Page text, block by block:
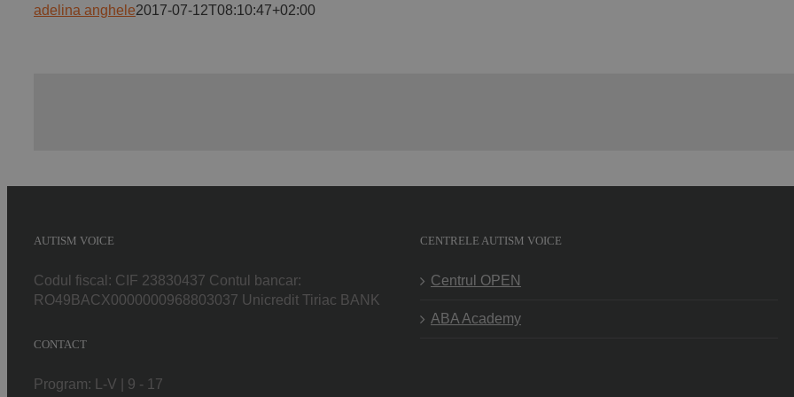
adelina anghele2017-07-12T08:10:47+02:00
AUTISM VOICE
Codul fiscal: CIF 23830437 Contul bancar:
RO49BACX0000000968803037 Unicredit Tiriac BANK
CENTRELE AUTISM VOICE
Centrul OPEN
ABA Academy
CONTACT
Program: L-V | 9 - 17